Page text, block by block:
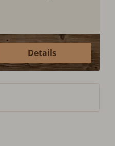
Naturliebhaber und
Details